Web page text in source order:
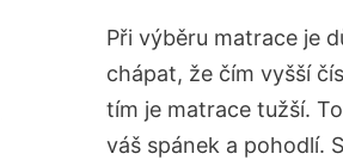
Při výběru matrace je
chápat, že čím vyšší
tím je matrace tužší.
váš spánek a pohodlí.